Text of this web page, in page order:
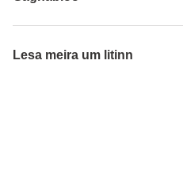
Lesa meira um litinn